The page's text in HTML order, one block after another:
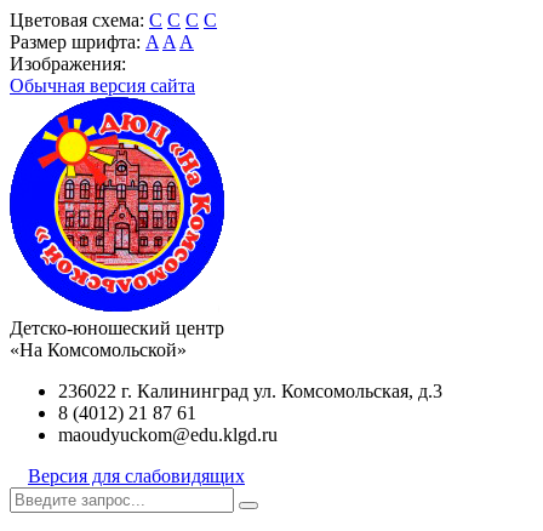
Цветовая схема: C C C C
Размер шрифта: A A A
Изображения:
Обычная версия сайта
Детско-юношеский центр
«На Комсомольской»
236022 г. Калининград ул. Комсомольская, д.3
8 (4012) 21 87 61
maoudyuckom@edu.klgd.ru
Версия для слабовидящих